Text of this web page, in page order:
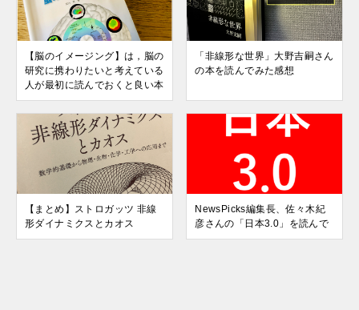
【脳のイメージング】は，脳の
研究に携わりたいと考えている
人が最初に読んでおくと良い本
「非線形な世界」大野吉嗣さん
の本を読んでみた感想
【まとめ】ストロガッツ 非線
形ダイナミクスとカオス
NewsPicks編集長、佐々木紀
彦さんの「日本3.0」を読んで